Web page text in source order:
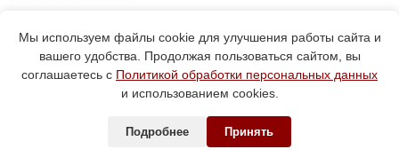
случаев:
Эксклюзивность и престиж: демонстрация высокого
статуса получателя подарка и безупречного вкуса
Коллекционная ценность: дорогие наборы для игры в
Мы используем файлы cookie для улучшения работы сайта и
вашего удобства. Продолжая пользоваться сайтом, вы
соглашаетесь с Политикой обработки персональных данных
и использованием cookies.
Подробнее Принять